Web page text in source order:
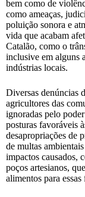
bem como de
como ameaças,
poluição sonora e
vida que acabam
Catalão, como o
inclusive em alguns
indústrias locais.
Diversas denúncias
agricultores das
ignoradas pelo
posturas favoráveis
desapropriações de
de multas
impactos causados,
poços artesianos,
alimentos para essas